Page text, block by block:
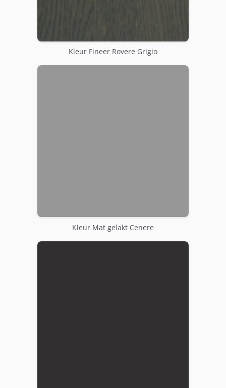
Kleur Fineer Rovere Grigio
Kleur Mat gelakt Cenere